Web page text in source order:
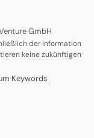
GmbH
der Information
keine zukünftigen
·Keywords